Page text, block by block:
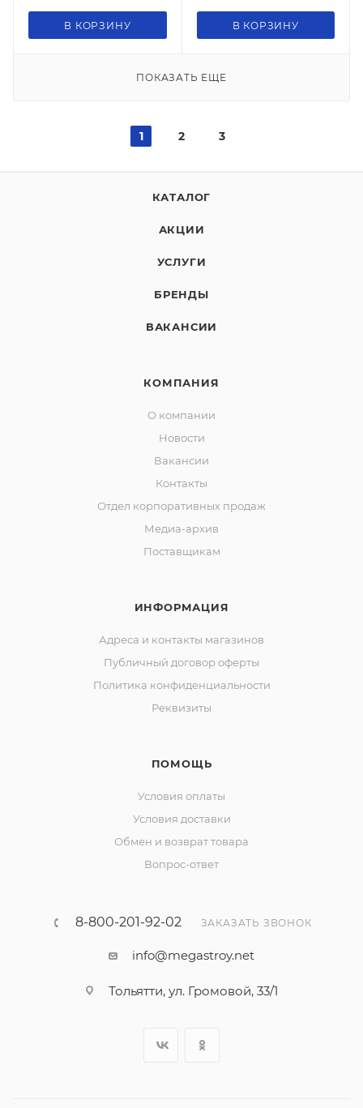
В КОРЗИНУ В КОРЗИНУ
ПОКАЗАТЬ ЕЩЕ
1 2 3
КАТАЛОГ
АКЦИИ
УСЛУГИ
БРЕНДЫ
ВАКАНСИИ
КОМПАНИЯ
О компании
Новости
Вакансии
Контакты
Отдел корпоративных продаж
Медиа-архив
Поставщикам
ИНФОРМАЦИЯ
Адреса и контакты магазинов
Публичный договор оферты
Политика конфиденциальности
Реквизиты
ПОМОЩЬ
Условия оплаты
Условия доставки
Обмен и возврат товара
Вопрос-ответ
8-800-201-92-02 ЗАКАЗАТЬ ЗВОНОК
info@megastroy.net
Тольятти, ул. Громовой, 33/1